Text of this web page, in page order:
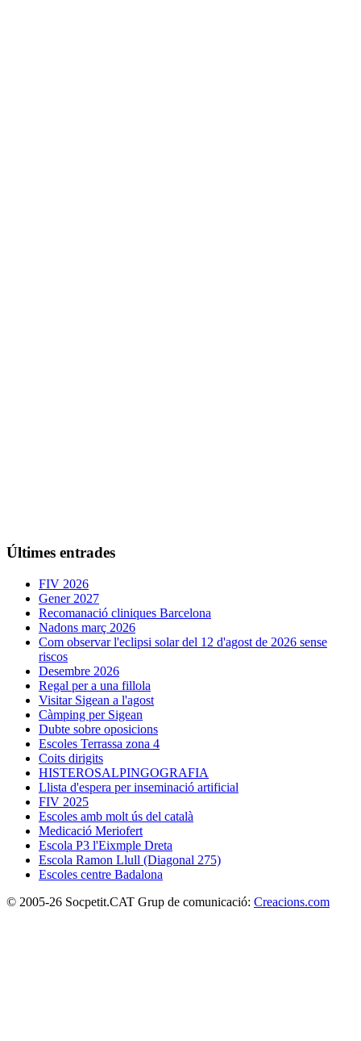
Últimes entrades
FIV 2026
Gener 2027
Recomanació cliniques Barcelona
Nadons març 2026
Com observar l'eclipsi solar del 12 d'agost de 2026 sense
riscos
Desembre 2026
Regal per a una fillola
Visitar Sigean a l'agost
Càmping per Sigean
Dubte sobre oposicions
Escoles Terrassa zona 4
Coits dirigits
HISTEROSALPINGOGRAFIA
Llista d'espera per inseminació artificial
FIV 2025
Escoles amb molt ús del català
Medicació Meriofert
Escola P3 l'Eixmple Dreta
Escola Ramon Llull (Diagonal 275)
Escoles centre Badalona
© 2005-26 Socpetit.CAT Grup de comunicació: Creacions.com